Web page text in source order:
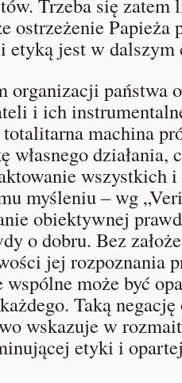
Trzeba się zatem
ostrzeżenie Papieża
etyką jest w dalszym
organizacji państwa
i ich
totalitarna machina
własnego działania,
wszystkich i
myśleniu – wg
obiektywnej
o dobru. Bez
jej rozpoznania
wspólne może być
Taką
wskazuje w
etyki i